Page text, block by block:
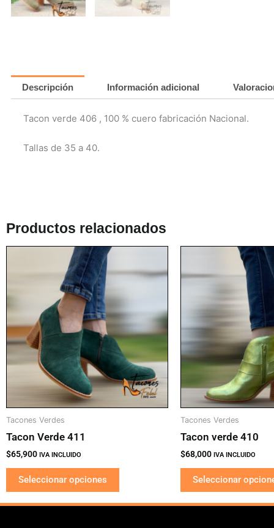
Descripción Información adicional
Tacon verde 406 , 100 % cuero fabricación Nacional.
Tallas de 35 a 40.
Productos relacionados
Tacones Verdes
Tacon Verde 411
$65,900 IVA INCLUIDO
Seleccionar opciones
producto
tiene
múltiples
variantes.
Las
opciones
se
pueden
elegir
en
Tacones Verdes
Tacon verde 410
$68,000 IVA INCLUIDO
Seleccionar